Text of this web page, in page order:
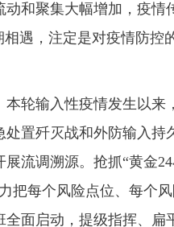
和聚集大幅增加，疫情
遇，注定是对疫情防控
轮输入性疫情发生以来
置歼灭战和外防输入持
流调溯源。抢抓“黄金
把每个风险点位、每个
面启动，提级指挥、扁